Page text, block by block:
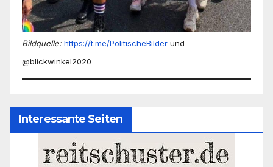
Bildquelle: https://t.me/PolitischeBilder und
@blickwinkel2020
Interessante Seiten